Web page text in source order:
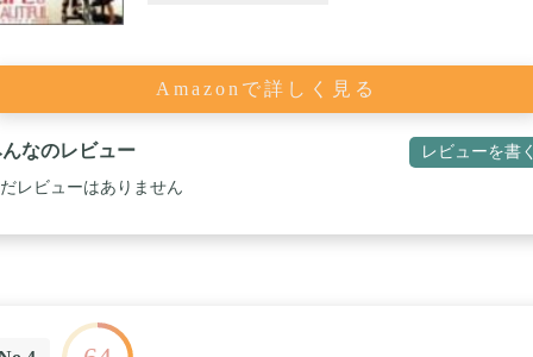
Amazonで詳しく見る
なのレビュー レビューを書
レビューはありません